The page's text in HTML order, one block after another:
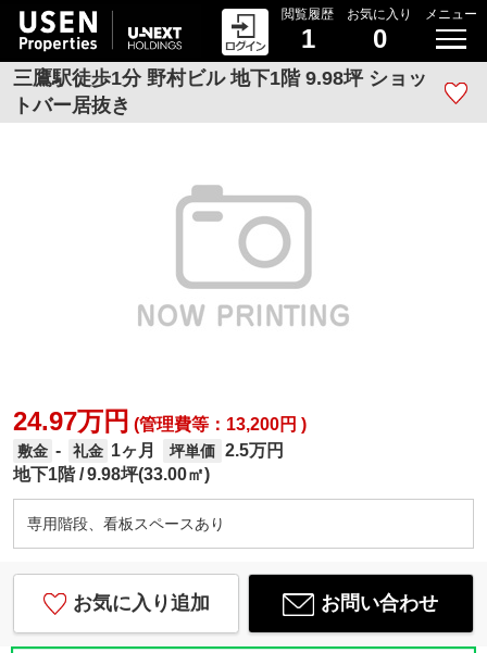
閲覧履歴
1
お気に入り
0
メニュー
三鷹駅徒歩1分 野村ビル 地下1階 9.98坪 ショッ
トバー居抜き
24.97万円 (管理費等：13,200円 )
敷金 - 礼金 1ヶ月 坪単価 2.5万円
地下1階 9.98坪(33.00㎡)
専用階段、看板スペースあり
お気に入り追加 お問い合わせ